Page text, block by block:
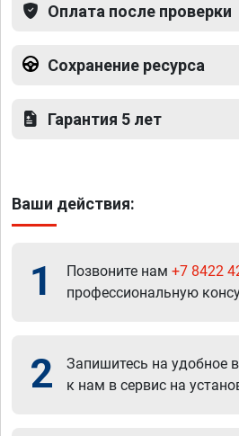
Оплата после проверки
Сохранение ресурса
Гарантия 5 лет
Ваши действия:
1 Позвоните нам +7 8422
профессиональную
2
Запишитесь на удобное
к нам в сервис на